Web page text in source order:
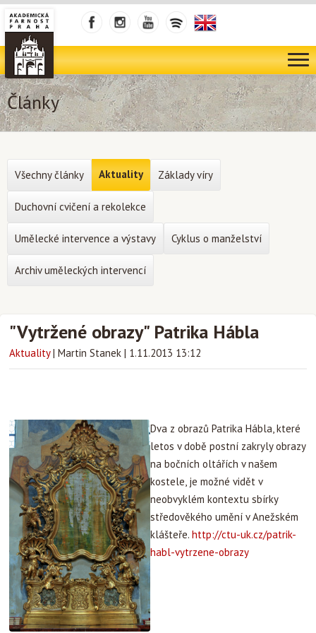
Články
"Vytržené obrazy" Patrika Hábla
Aktuality | Martin Stanek | 1.11.2013 13:12
Dva z obrazů Patrika Hábla, které
letos v době postní zakryly obrazy
na bočních oltářích v našem
kostele, je možné vidět v
neobvyklém kontextu sbírky
středověkého umění v Anežském
klášteře.http://ctu-uk.cz/patrik-
habl-vytrzene-obrazy
Všechny články Aktuality Základy víry
Duchovní cvičení a rekolekce
Umělecké intervence a výstavy Cyklus o manželství
Archiv uměleckých intervencí